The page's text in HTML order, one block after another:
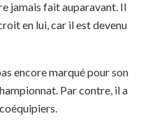
jamais fait auparavant. Il
en lui, car il est devenu
encore marqué pour son
Par contre, il a